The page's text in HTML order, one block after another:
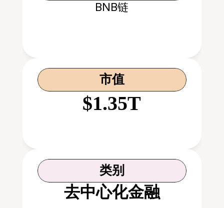
BNB链
市值
$1.35T
类别
去中心化金融